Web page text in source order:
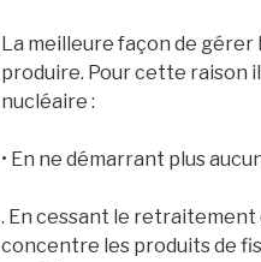
La meilleure façon de gérer
produire. Pour cette raison
nucléaire :
• En ne démarrant plus
. En cessant le retraitement
concentre les produits de